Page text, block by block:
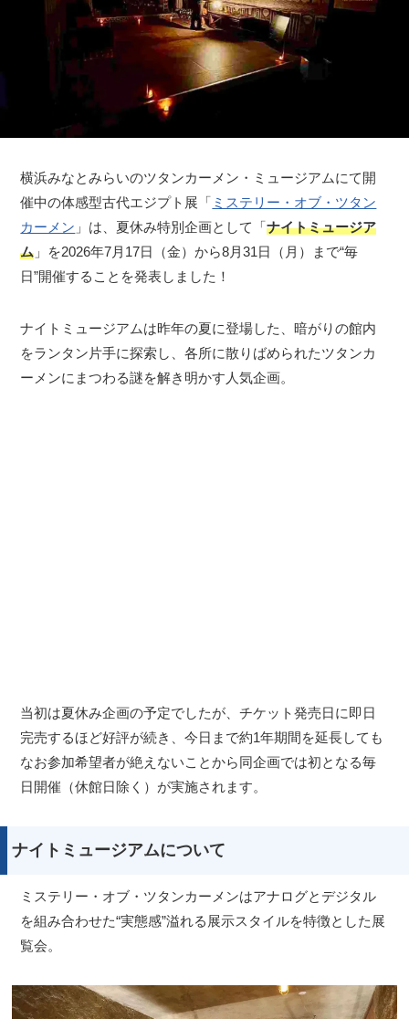
横浜みなとみらいのツタンカーメン・ミュージアムにて開
催中の体感型古代エジプト展「 ミステリー・オブ・ツタン
カーメン 」は、夏休み特別企画として「ナイトミュージア
ム 」を2026年7月17日（金）から8月31日（月）まで“毎
日”開催することを発表しました！
ナイトミュージアムは昨年の夏に登場した、暗がりの館内
をランタン片手に探索し、各所に散りばめられたツタンカ
ーメンにまつわる謎を解き明かす人気企画。
当初は夏休み企画の予定でしたが、チケット発売日に即日
完売するほど好評が続き、今日まで約1年期間を延長しても
なお参加希望者が絶えないことから同企画では初となる毎
日開催（休館日除く）が実施されます。
ナイトミュージアムについて
ミステリー・オブ・ツタンカーメンはアナログとデジタル
を組み合わせた“実態感”溢れる展示スタイルを特徴とした展
覧会。